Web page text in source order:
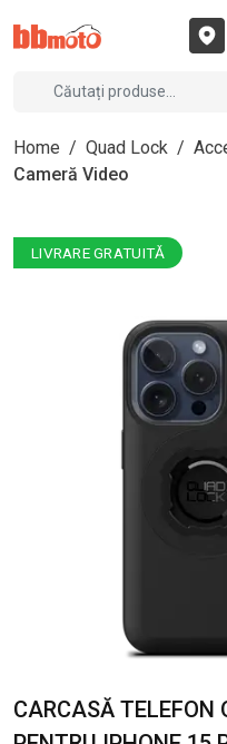
Home / Quad Lock /
Cameră Video
LIVRARE GRATUITĂ
CARCASĂ TELEFON